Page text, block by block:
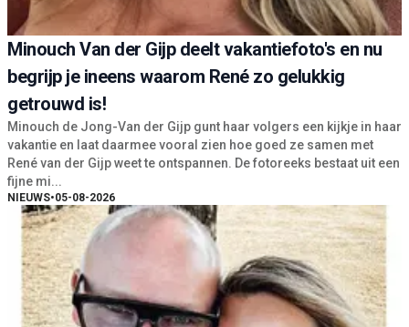
Minouch Van der Gijp deelt vakantiefoto's en nu
begrijp je ineens waarom René zo gelukkig
getrouwd is!
Minouch de Jong-Van der Gijp gunt haar volgers een kijkje in haar
vakantie en laat daarmee vooral zien hoe goed ze samen met
René van der Gijp weet te ontspannen. De fotoreeks bestaat uit een
fijne mi...
NIEUWS•05-08-2026